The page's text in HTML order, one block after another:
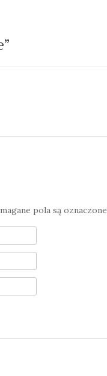
”
pola są oznaczone